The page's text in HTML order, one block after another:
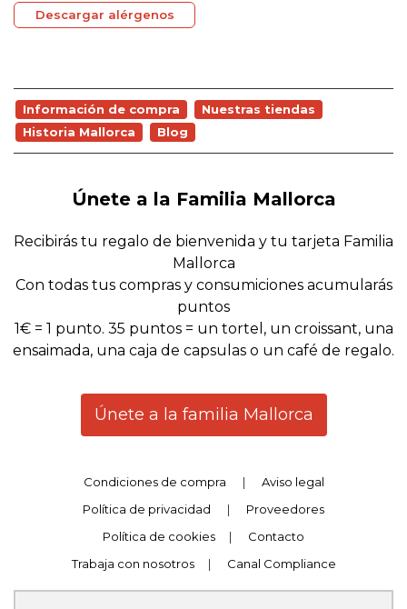
Descargar alérgenos
Información de compra
Nuestras tiendas
Historia Mallorca
Blog
Únete a la Familia Mallorca
Recibirás tu regalo de bienvenida y tu tarjeta Familia
Mallorca
Con todas tus compras y consumiciones acumularás
puntos
1€ = 1 punto. 35 puntos = un tortel, un croissant, una
ensaimada, una caja de capsulas o un café de regalo.
Únete a la familia Mallorca
Condiciones de compra |
Aviso legal
Política de privacidad
|
Proveedores
Política de cookies
|
Contacto
Trabaja con nosotros
| Canal Compliance